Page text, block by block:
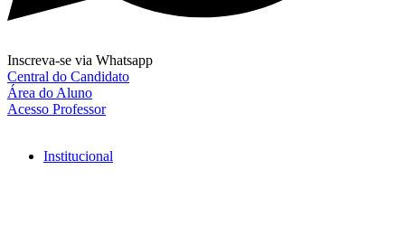
Inscreva-se via Whatsapp
Central do Candidato
Área do Aluno
Acesso Professor
Institucional